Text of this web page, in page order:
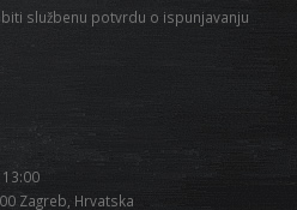
službenu potvrdu o ispunjavanju
Zagreb, Hrvatska